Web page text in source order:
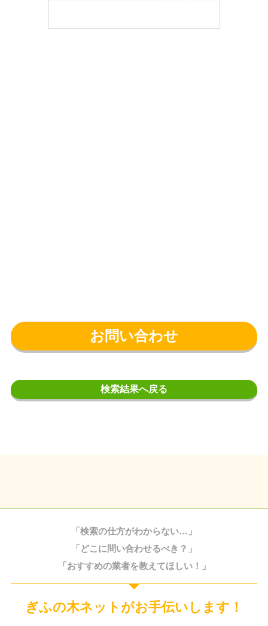
お問い合わせ
検索結果へ戻る
「検索の仕方がわからない…」
「どこに問い合わせるべき？」
「おすすめの業者を教えてほしい！」
ぎふの木ネットがお手伝いします！